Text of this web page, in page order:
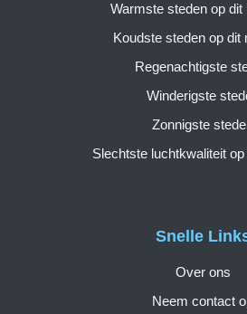
Snelle
Over ons
Neem contact
Warmste steden op dit
Koudste steden op dit
Regenachtigste
Winderigste
Zonnigste
Slechtste luchtkwaliteit